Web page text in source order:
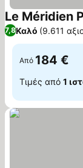
Le Méridien
7,8Καλό (9.611
Από 184 €
Τιμές από 1